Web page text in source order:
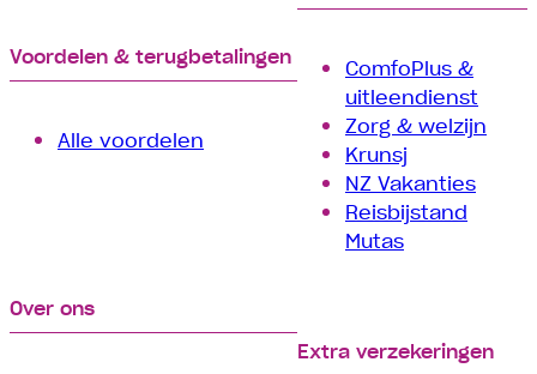
Voordelen & terugbetalingen
Alle voordelen
ComfoPlus &
uitleendienst
Zorg & welzijn
Krunsj
NZ Vakanties
Reisbijstand
Mutas
Over ons
Extra verzekeringen